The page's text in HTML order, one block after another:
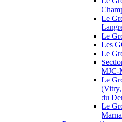
Le
Le
Les
Le
MJC-
Le
(Vitry,
du
Le